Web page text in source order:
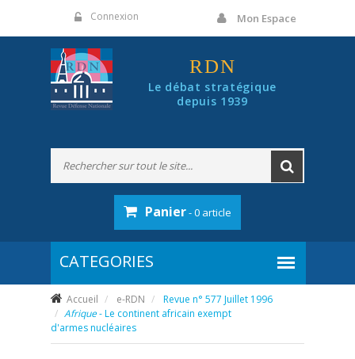
Connexion Mon Espace
RDN
Le débat stratégique
depuis 1939
Panier- 0 article
Accueil e-RDN
Revue n° 577 Juillet 1996
Afrique- Le continent africain exempt
d'armes nucléaires